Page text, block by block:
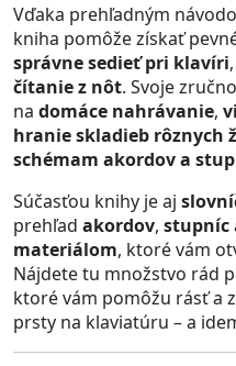
Vďaka prehľadným
kniha pomôže získať
správne sedieť pri klavíri
čítanie z nôt. Svoje
na domáce nahrávanie,
hranie skladieb rôznych
schémam akordov a
Súčasťou knihy je aj
prehľad akordov, stupníc
materiálom, ktoré vám
Nájdete tu množstvo rád
ktoré vám pomôžu rásť a
prsty na klaviatúru – a